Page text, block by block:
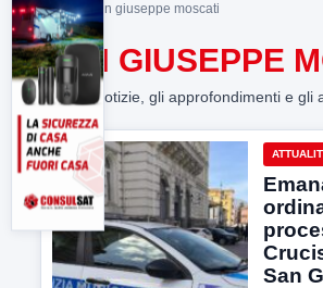
Home> san giuseppe moscati
SAN GIUSEPPE
Tutte le notizie, gli approfondimenti e gli
San